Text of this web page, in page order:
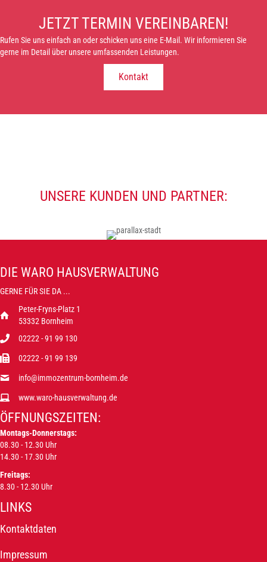
JETZT TERMIN VEREINBAREN!
Rufen Sie uns einfach an oder schicken uns eine E-Mail. Wir informieren Sie
gerne im Detail über unsere umfassenden Leistungen.
Kontakt
UNSERE KUNDEN UND PARTNER:
DIE WARO HAUSVERWALTUNG
GERNE FÜR SIE DA ...
Peter-Fryns-Platz 1
53332 Bornheim
02222 - 91 99 130
02222 - 91 99 139
info@immozentrum-bornheim.de
www.waro-hausverwaltung.de
ÖFFNUNGSZEITEN:
Montags-Donnerstags:
08.30 - 12.30 Uhr
14.30 - 17.30 Uhr
Freitags:
8.30 - 12.30 Uhr
LINKS
Kontaktdaten
Impressum